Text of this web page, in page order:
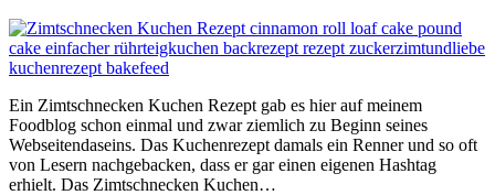
Ein Zimtschnecken Kuchen Rezept gab es hier auf meinem
Foodblog schon einmal und zwar ziemlich zu Beginn seines
Webseitendaseins. Das Kuchenrezept damals ein Renner und so oft
von Lesern nachgebacken, dass er gar einen eigenen Hashtag
erhielt. Das Zimtschnecken Kuchen…